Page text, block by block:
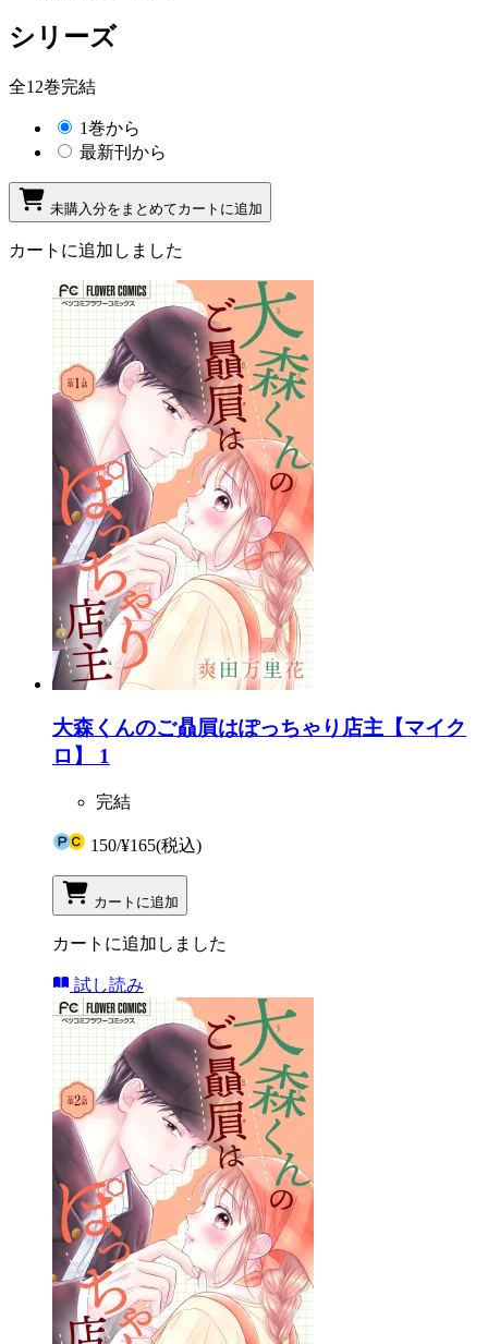
シリーズ
全12巻完結
1巻から
最新刊から
未購入分をまとめてカートに追加
カートに追加しました
大森くんのご贔屓はぽっちゃり店主【マイク
ロ】 1
完結
150/¥165(税込)
カートに追加
カートに追加しました
試し読み